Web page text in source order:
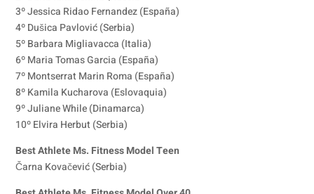
3º Jessica Ridao Fernandez (España)
4º Dušica Pavlović (Serbia)
5º Barbara Migliavacca (Italia)
6º Maria Tomas Garcia (España)
7º Montserrat Marin Roma (España)
8º Kamila Kucharova (Eslovaquia)
9º Juliane While (Dinamarca)
10º Elvira Herbut (Serbia)
Best Athlete Ms. Fitness Model Teen
Čarna Kovačević (Serbia)